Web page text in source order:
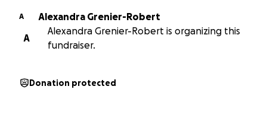
A
Alexandra Grenier-Robert
A
Alexandra Grenier-Robert is organizing this
fundraiser.
Donation protected